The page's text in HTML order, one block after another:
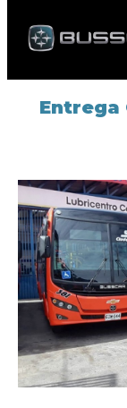
Entrega